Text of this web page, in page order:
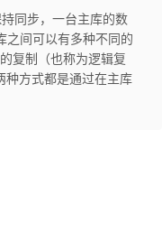
同步，一台主库的数
之间可以有多种不同的
复制（也称为逻辑复
种方式都是通过在主库